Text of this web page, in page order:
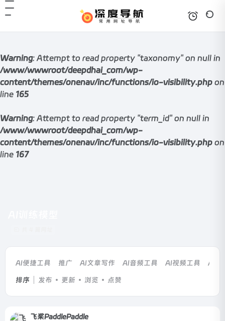
Warning: Attempt to read property "taxonomy" on null in
/www/wwwroot/deepdhai_com/wp-
content/themes/onenav/inc/functions/io-visibility.php on
line 165
Warning: Attempt to read property "term_id" on null in
/www/wwwroot/deepdhai_com/wp-
content/themes/onenav/inc/functions/io-visibility.php on
line 167
AI便捷工具 推广 AI文章写作 AI音频工具 AI视频工具 AI图
排序 发布 更新 浏览 点赞
飞桨PaddlePaddle